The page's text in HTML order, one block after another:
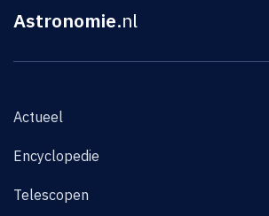
Astronomie.nl
Actueel
Encyclopedie
Telescopen